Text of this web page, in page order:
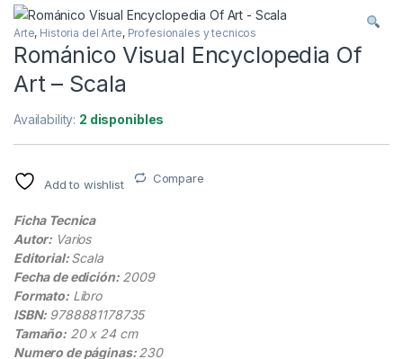
Arte, Historia del Arte, Profesionales y tecnicos
Románico Visual Encyclopedia Of
Art – Scala
Availability: 2 disponibles
Add to wishlist Compare
Ficha Tecnica
Autor: Varios
Editorial:Scala
Fecha de edición:2009
Formato:Libro
ISBN: 9788881178735
Tamaño: 20 x 24 cm
Numero de páginas: 230